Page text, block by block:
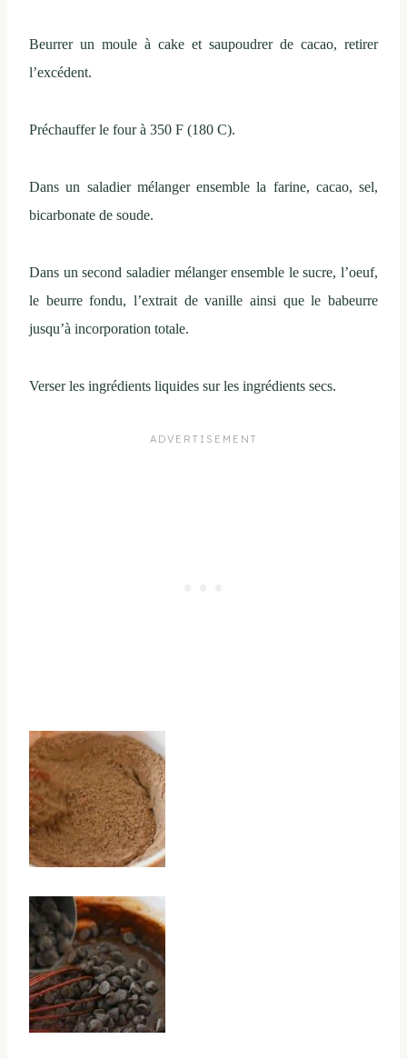
Beurrer un moule à cake et saupoudrer de cacao, retirer
l’excédent.
Préchauffer le four à 350 F (180 C).
Dans un saladier mélanger ensemble la farine, cacao, sel,
bicarbonate de soude.
Dans un second saladier mélanger ensemble le sucre, l’oeuf,
le beurre fondu, l’extrait de vanille ainsi que le babeurre
jusqu’à incorporation totale.
Verser les ingrédients liquides sur les ingrédients secs.